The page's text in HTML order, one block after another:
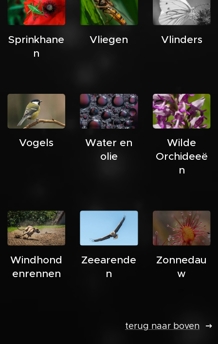
Sprinkhane
n
Vliegen Vlinders
Vogels
Water en
olie
Wilde
Orchideeë
n
Windhond
enrennen
Zeearende
n
Zonnedau
w
terug naar boven